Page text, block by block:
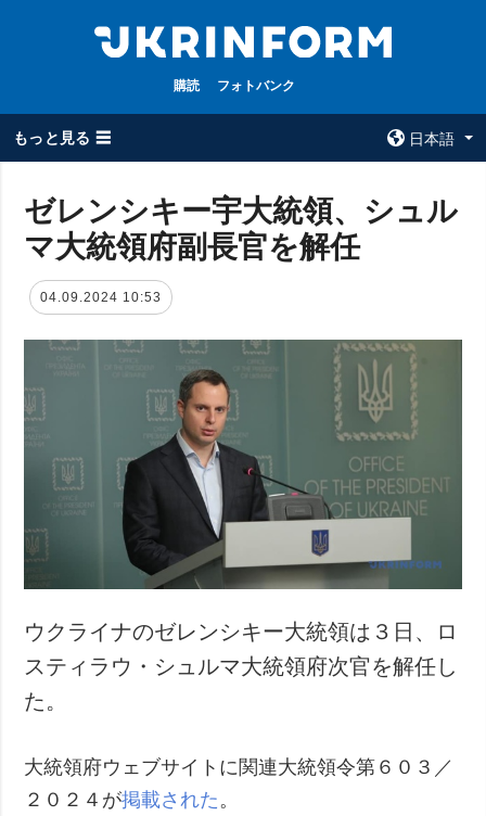
購読 フォトバンク
もっと見る ☰
日本語
全てのトピック
被占領地
政治
スポーツ
事故・緊急事態
ウクルインフォ
ルム
コンタクト
特集
インタビュー
購読
フォトバンク
ゼレンシキー宇大統領、シュル
マ大統領府副長官を解任
04.09.2024 10:53
ウクライナのゼレンシキー大統領は３日、ロ
スティラウ・シュルマ大統領府次官を解任し
た。
大統領府ウェブサイトに関連大統領令第６０３／
２０２４が掲載された 。